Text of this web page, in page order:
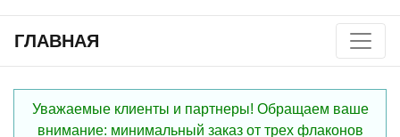
ГЛАВНАЯ
Уважаемые клиенты и партнеры! Обращаем ваше
внимание: минимальный заказ от трех флаконов